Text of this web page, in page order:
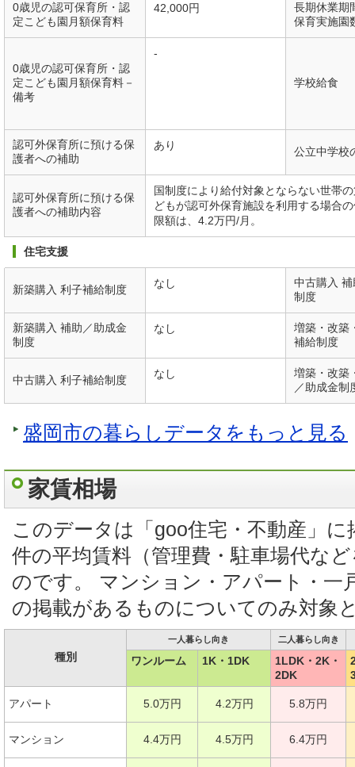
0歳児の認可保育所・認
定こども園月額保育料
42,000円
長期休業期
保育実施園
0歳児の認可保育所・認
定こども園月額保育料－
備考
-
学校給食
認可外保育所に預ける保
護者への補助
あり 公立中学校
認可外保育所に預ける保
護者への補助内容
国制度により給付対象とならない世帯
どもが認可外保育施設を利用する場合
限額は、4.2万円/月。
住宅支援
新築購入 利子補給制度 なし
中古購入
制度
新築購入 補助／助成金
制度
なし
増築・改築
補給制度
中古購入 利子補給制度 なし
増築・改築
／助成金制
盛岡市の暮らしデータをもっと見る
家賃相場
このデータは「goo住宅・不動産」
件の平均賃料（管理費・駐車場代な
のです。 マンション・アパート・一
の掲載があるものについてのみ対象
種別
一人暮らし向き 二人暮らし向き
ワンルーム 1K・1DK
1LDK・2K・
2DK
アパート 5.0万円 4.2万円 5.8万円
マンション 4.4万円 4.5万円 6.4万円